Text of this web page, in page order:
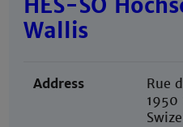
HES-SO
Wallis
Address
Rue
1950